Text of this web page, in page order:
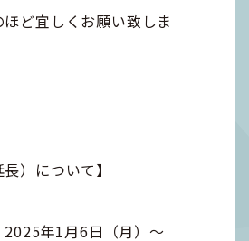
ど宜しくお願い致しま
）について】
年1月6日（月）～